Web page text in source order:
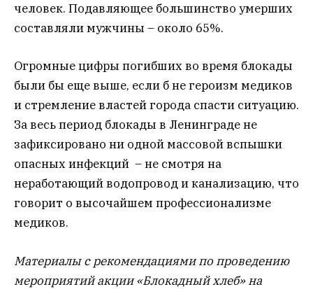
человек. Подавляющее большинство умерших
составляли мужчины – около 65%.
Огромные цифры погибших во время блокады
были бы еще выше, если б не героизм медиков
и стремление властей города спасти ситуацию.
За весь период блокады в Ленинграде не
зафиксировано ни одной массовой вспышки
опасных инфекций – не смотря на
неработающий водопровод и канализацию, что
говорит о высочайшем профессионализме
медиков.
Материалы с рекомендациями по проведению
мероприятий акции «Блокадный хлеб» на